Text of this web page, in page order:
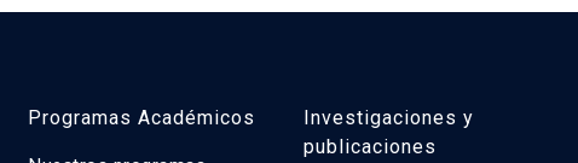
Programas Académicos
Investigaciones y
publicaciones